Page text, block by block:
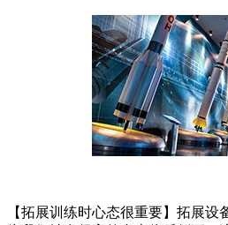
【拓展训练时心态很重要】拓展设